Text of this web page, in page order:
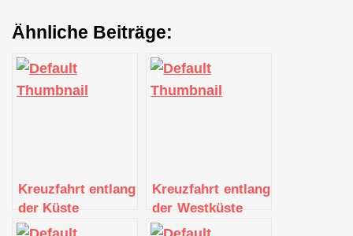
Ähnliche Beiträge:
Kreuzfahrt entlang
der Küste
Kanadas:
Kreuzfahrt entlang
der Westküste
Kanadas: Von